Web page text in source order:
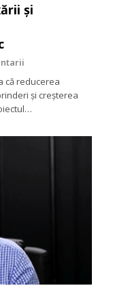
și
că reducerea
şi creşterea